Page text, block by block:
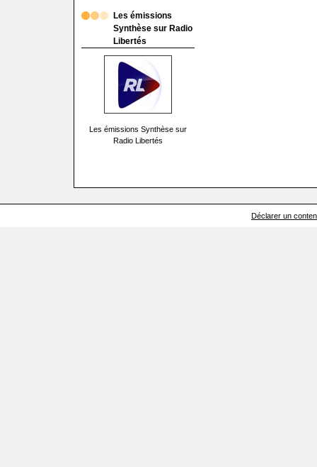
Les émissions
Synthèse sur Radio
Libertés
Les émissions Synthèse sur
Radio Libertés
Déclarer un